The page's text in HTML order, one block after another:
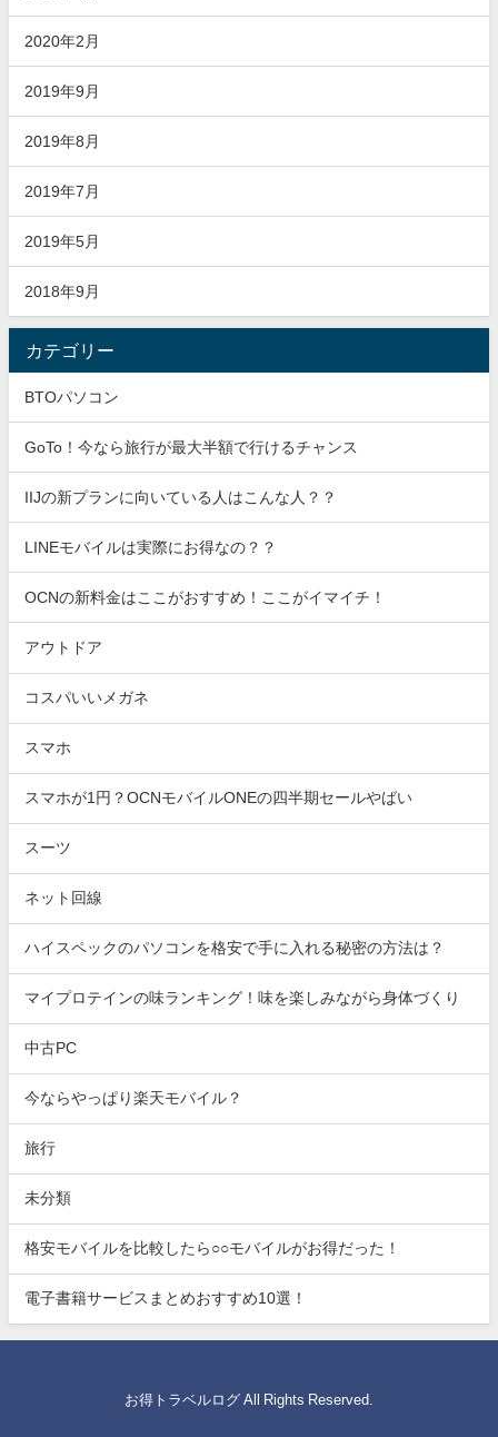
2020年2月
2019年9月
2019年8月
2019年7月
2019年5月
2018年9月
カテゴリー
BTOパソコン
GoTo！今なら旅行が最大半額で行けるチャンス
IIJの新プランに向いている人はこんな人？？
LINEモバイルは実際にお得なの？？
OCNの新料金はここがおすすめ！ここがイマイチ！
アウトドア
コスパいいメガネ
スマホ
スマホが1円？OCNモバイルONEの四半期セールやばい
スーツ
ネット回線
ハイスペックのパソコンを格安で手に入れる秘密の方法は？
マイプロテインの味ランキング！味を楽しみながら身体づくり
中古PC
今ならやっぱり楽天モバイル？
旅行
未分類
格安モバイルを比較したら○○モバイルがお得だった！
電子書籍サービスまとめおすすめ10選！
お得トラベルログ All Rights Reserved.